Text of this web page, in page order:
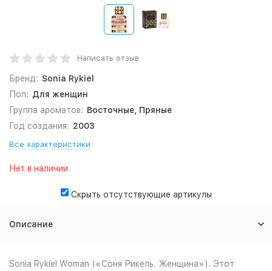
Написать отзыв
Бренд: Sonia Rykiel
Пол: Для женщин
Группа ароматов: Восточные, Пряные
Год создания: 2003
Все характеристики
Нет в наличии
Скрыть отсутствующие артикулы
Описание
Sonia Rykiel Woman («Соня Рикель. Женщина»). Этот